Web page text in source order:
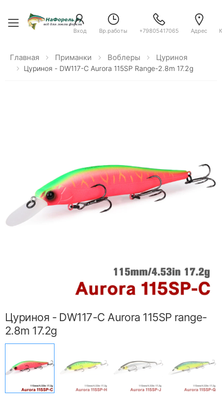
Toggle menu
Вход Вр.работы +79805417065 Адрес
Главная Приманки Воблеры Цуриноя
Цуриноя - DW117-C Aurora 115SP Range-2.8m 17.2g
Цуриноя - DW117-C Aurora 115SP range-
2.8m 17.2g